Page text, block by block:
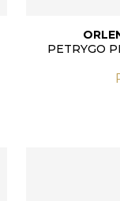
PETRYGO